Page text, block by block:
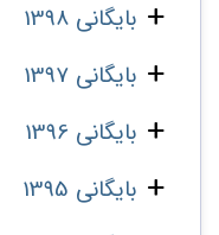
بایگانی 1398
بایگانی 1397
بایگانی 1396
بایگانی 1395